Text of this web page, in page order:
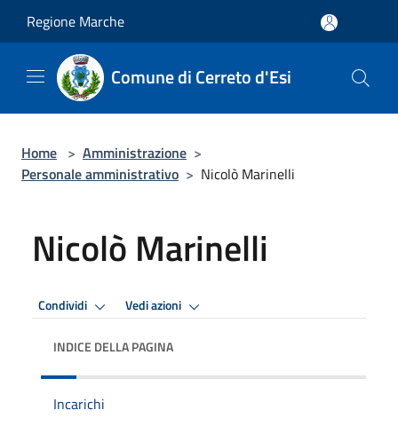
Regione Marche
Comune di Cerreto d'Esi
Home > Amministrazione >
Personale amministrativo > Nicolò Marinelli
Nicolò Marinelli
Condividi Vedi azioni
INDICE DELLA PAGINA
Incarichi